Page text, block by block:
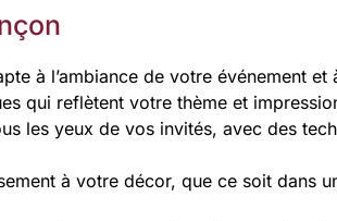
à l’ambiance de votre événement et
qui reflètent votre thème et
les yeux de vos invités, avec des
à votre décor, que ce soit dans